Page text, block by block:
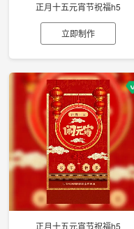
正月十五元宵节祝福h5
立即制作
正月十五元宵节祝福h5